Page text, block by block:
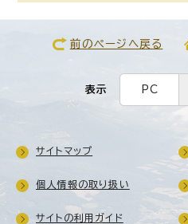
前のページへ戻る
表示 PC
サイトマップ
個人情報の取り扱い
サイトの利用ガイド